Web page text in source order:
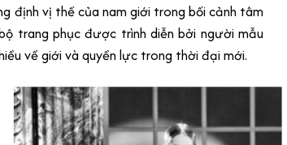
định vị thế của nam giới trong bối cảnh tâm
trang phục được trình diễn bởi người mẫu
về giới và quyền lực trong thời đại mới.